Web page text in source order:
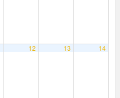
12 13 14